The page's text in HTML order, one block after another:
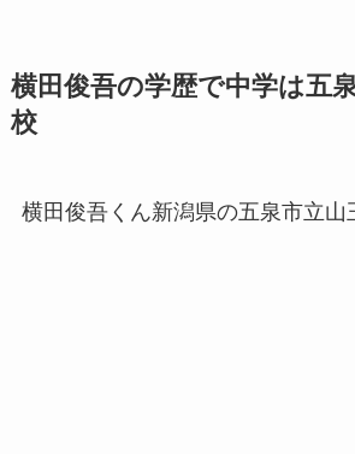
横田俊吾の学歴で中学は五
校
横田俊吾くん新潟県の五泉市立山